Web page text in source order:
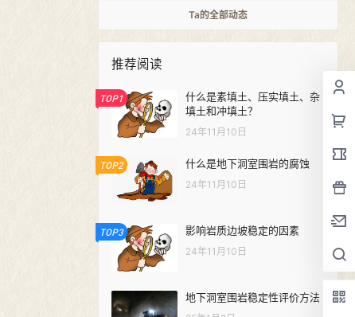
Ta的全部动态
推荐阅读
TOP1
什么是素填土、压实填土、杂
填土和冲填土？
24年11月10日
TOP2 什么是地下洞室围岩的腐蚀
24年11月10日
TOP3 影响岩质边坡稳定的因素
24年11月10日
地下洞室围岩稳定性评价方法